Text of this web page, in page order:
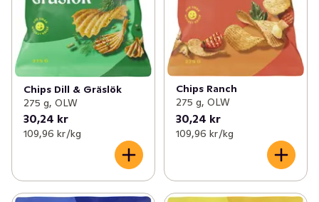
Chips Dill & Gräslök
275 g, OLW
30,24 kr
109,96 kr /kg
Chips Ranch
275 g, OLW
30,24 kr
109,96 kr /kg